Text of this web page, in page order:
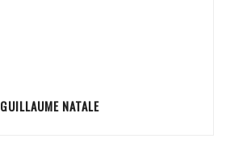
GUILLAUME NATALE